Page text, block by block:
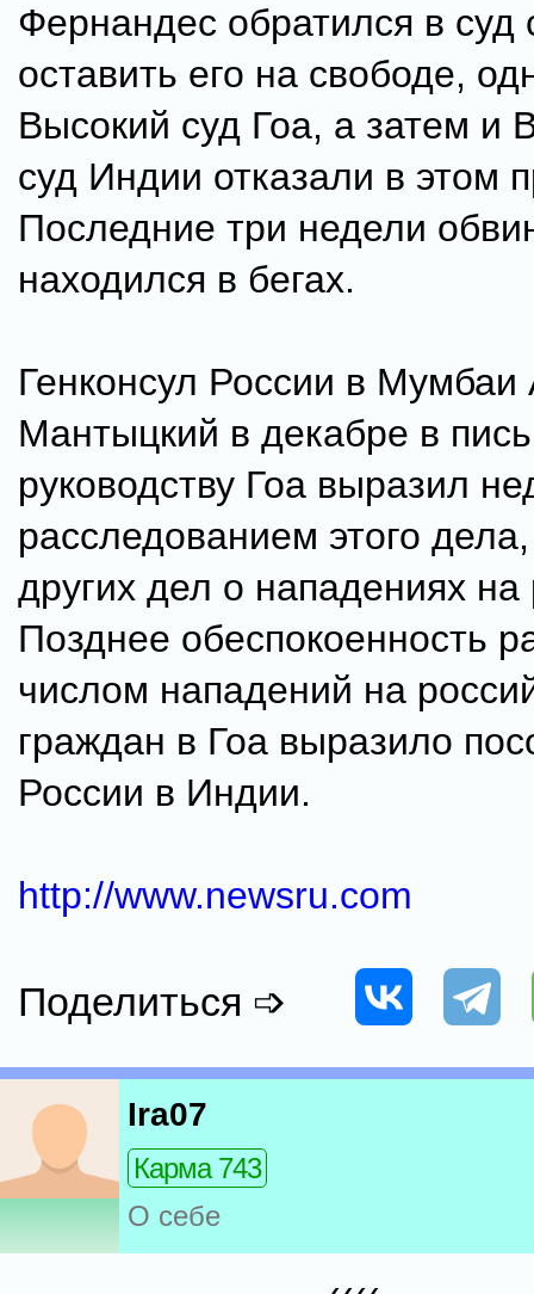
Фернандес обратился в суд
оставить его на свободе,
Высокий суд Гоа, а затем и
суд Индии отказали в этом
Последние три недели
находился в бегах.
Генконсул России в Мумбаи
Мантыцкий в декабре в
руководству Гоа выразил
расследованием этого
других дел о нападениях на
Позднее обеспокоенность
числом нападений на
граждан в Гоа выразило
России в Индии.
http://www.newsru.com
Поделиться ➩
Ira07
Карма 743
О себе